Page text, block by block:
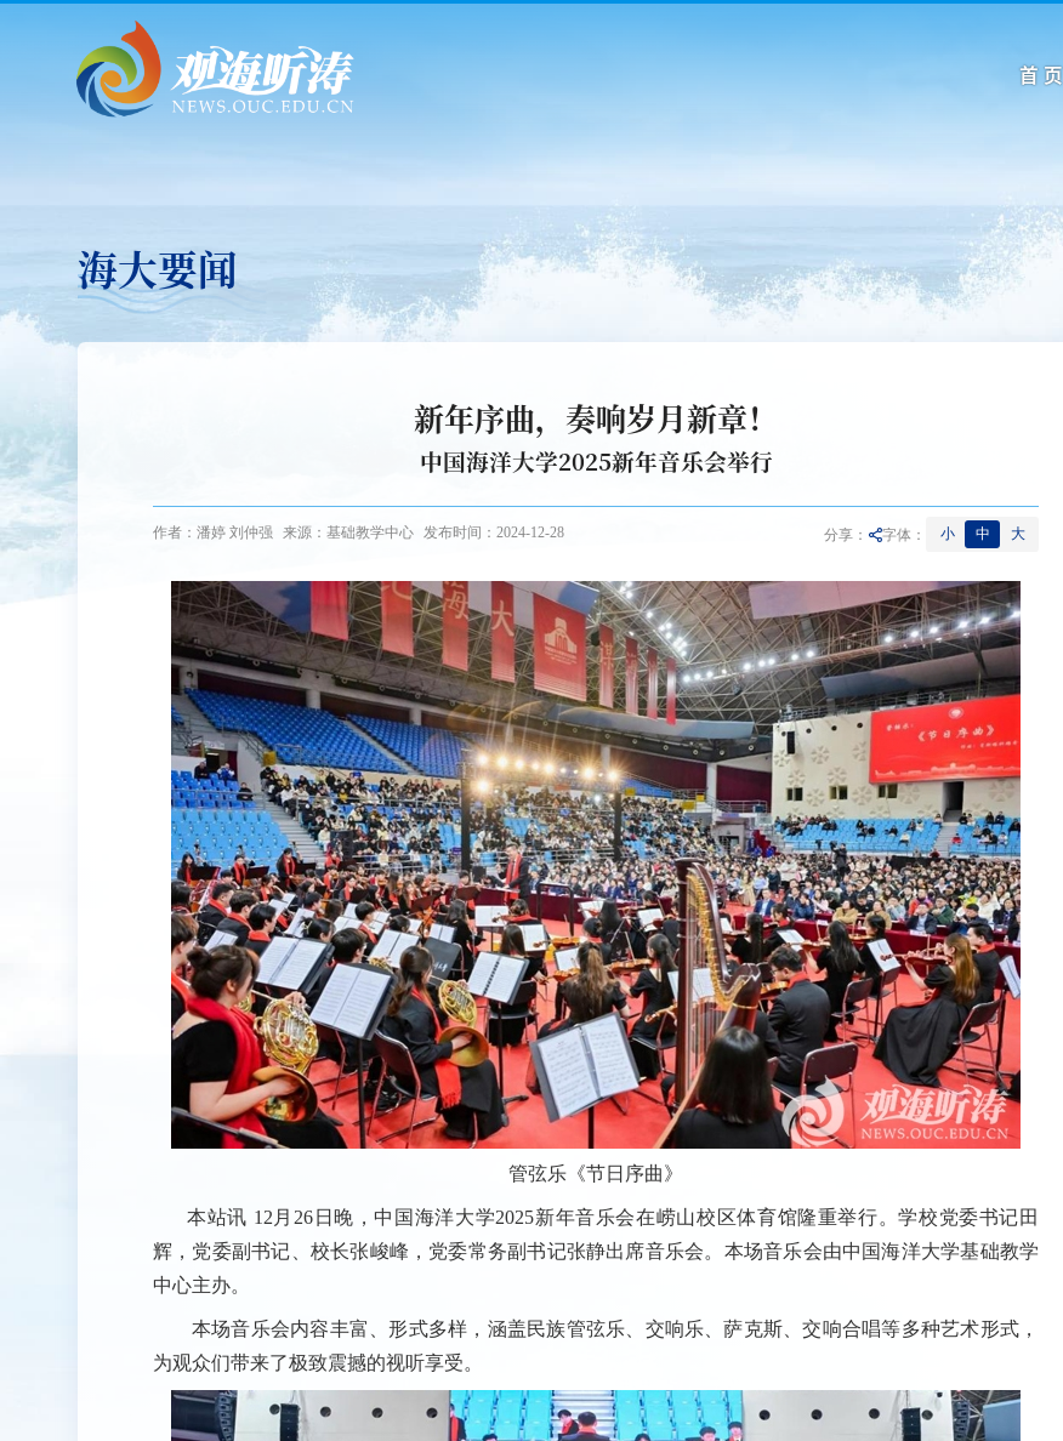
首 页
海大要闻
新年序曲，奏响岁月新章！
中国海洋大学2025新年音乐会举行
作者：潘婷 刘仲强 来源：基础教学中心 发布时间：2024-12-28 分享： 字体： 小 中 大
管弦乐《节日序曲》
本站讯 12 月 26日晚，中国海洋大学2025新年音乐会在崂山校区体育馆隆重举行。学校党委书记田
辉，党委副书记、校长张峻峰，党委常务副书记张静出席音乐会。本场音乐会由中国海洋大学基础教学
中心主办。
本场音乐会内容丰富、形式多样，涵盖民族管弦乐、交响乐、萨克斯、交响合唱等多种艺术形式，
为观众们带来了极致震撼的视听享受。